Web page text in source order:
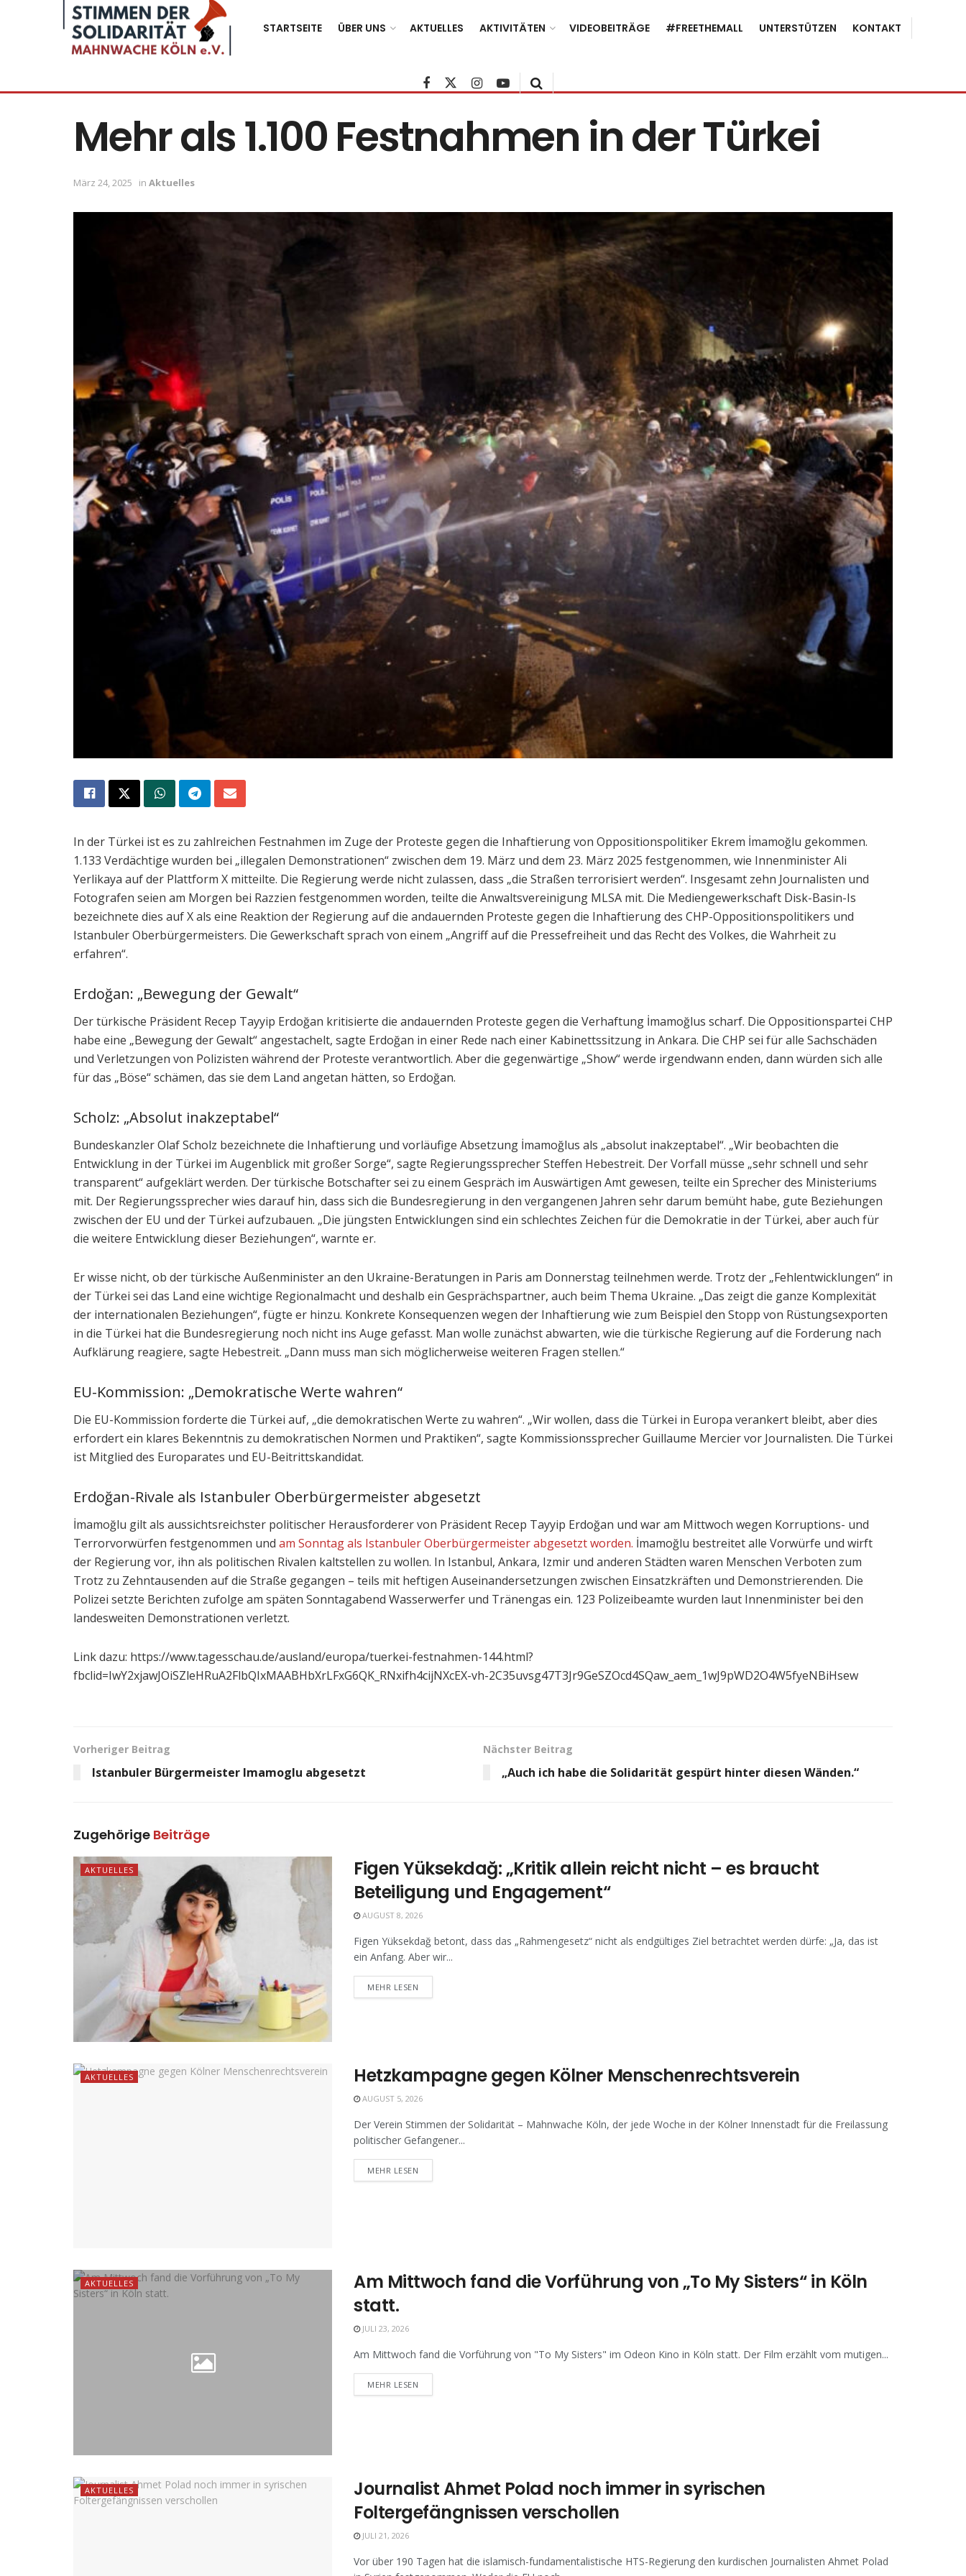
STARTSEITE ÜBER UNS AKTUELLES AKTIVITÄTEN VIDEOBEITRÄGE #FREETHEMALL UNTERSTÜTZEN KONTAKT
Mehr als 1.100 Festnahmen in der Türkei
März 24, 2025 in Aktuelles
In der Türkei ist es zu zahlreichen Festnahmen im Zuge der Proteste gegen die Inhaftierung von Oppositionspolitiker Ekrem İmamoğlu gekommen.
1.133 Verdächtige wurden bei „illegalen Demonstrationen“ zwischen dem 19. März und dem 23. März 2025 festgenommen, wie Innenminister Ali
Yerlikaya auf der Plattform X mitteilte. Die Regierung werde nicht zulassen, dass „die Straßen terrorisiert werden“. Insgesamt zehn Journalisten und
Fotografen seien am Morgen bei Razzien festgenommen worden, teilte die Anwaltsvereinigung MLSA mit. Die Mediengewerkschaft Disk-Basin-Is
bezeichnete dies auf X als eine Reaktion der Regierung auf die andauernden Proteste gegen die Inhaftierung des CHP-Oppositionspolitikers und
Istanbuler Oberbürgermeisters. Die Gewerkschaft sprach von einem „Angriff auf die Pressefreiheit und das Recht des Volkes, die Wahrheit zu
erfahren“.
Erdoğan: „Bewegung der Gewalt“
Der türkische Präsident Recep Tayyip Erdoğan kritisierte die andauernden Proteste gegen die Verhaftung İmamoğlus scharf. Die Oppositionspartei CHP
habe eine „Bewegung der Gewalt“ angestachelt, sagte Erdoğan in einer Rede nach einer Kabinettssitzung in Ankara. Die CHP sei für alle Sachschäden
und Verletzungen von Polizisten während der Proteste verantwortlich. Aber die gegenwärtige „Show“ werde irgendwann enden, dann würden sich alle
für das „Böse“ schämen, das sie dem Land angetan hätten, so Erdoğan.
Scholz: „Absolut inakzeptabel“
Bundeskanzler Olaf Scholz bezeichnete die Inhaftierung und vorläufige Absetzung İmamoğlus als „absolut inakzeptabel“. „Wir beobachten die
Entwicklung in der Türkei im Augenblick mit großer Sorge“, sagte Regierungssprecher Steffen Hebestreit. Der Vorfall müsse „sehr schnell und sehr
transparent“ aufgeklärt werden. Der türkische Botschafter sei zu einem Gespräch im Auswärtigen Amt gewesen, teilte ein Sprecher des Ministeriums
mit. Der Regierungssprecher wies darauf hin, dass sich die Bundesregierung in den vergangenen Jahren sehr darum bemüht habe, gute Beziehungen
zwischen der EU und der Türkei aufzubauen. „Die jüngsten Entwicklungen sind ein schlechtes Zeichen für die Demokratie in der Türkei, aber auch für
die weitere Entwicklung dieser Beziehungen“, warnte er.
Er wisse nicht, ob der türkische Außenminister an den Ukraine-Beratungen in Paris am Donnerstag teilnehmen werde. Trotz der „Fehlentwicklungen“ in
der Türkei sei das Land eine wichtige Regionalmacht und deshalb ein Gesprächspartner, auch beim Thema Ukraine. „Das zeigt die ganze Komplexität
der internationalen Beziehungen“, fügte er hinzu. Konkrete Konsequenzen wegen der Inhaftierung wie zum Beispiel den Stopp von Rüstungsexporten
in die Türkei hat die Bundesregierung noch nicht ins Auge gefasst. Man wolle zunächst abwarten, wie die türkische Regierung auf die Forderung nach
Aufklärung reagiere, sagte Hebestreit. „Dann muss man sich möglicherweise weiteren Fragen stellen.“
EU-Kommission: „Demokratische Werte wahren“
Die EU-Kommission forderte die Türkei auf, „die demokratischen Werte zu wahren“. „Wir wollen, dass die Türkei in Europa verankert bleibt, aber dies
erfordert ein klares Bekenntnis zu demokratischen Normen und Praktiken“, sagte Kommissionssprecher Guillaume Mercier vor Journalisten. Die Türkei
ist Mitglied des Europarates und EU-Beitrittskandidat.
Erdoğan-Rivale als Istanbuler Oberbürgermeister abgesetzt
İmamoğlu gilt als aussichtsreichster politischer Herausforderer von Präsident Recep Tayyip Erdoğan und war am Mittwoch wegen Korruptions- und
Terrorvorwürfen festgenommen und am Sonntag als Istanbuler Oberbürgermeister abgesetzt worden. İmamoğlu bestreitet alle Vorwürfe und wirft
der Regierung vor, ihn als politischen Rivalen kaltstellen zu wollen. In Istanbul, Ankara, Izmir und anderen Städten waren Menschen Verboten zum
Trotz zu Zehntausenden auf die Straße gegangen – teils mit heftigen Auseinandersetzungen zwischen Einsatzkräften und Demonstrierenden. Die
Polizei setzte Berichten zufolge am späten Sonntagabend Wasserwerfer und Tränengas ein. 123 Polizeibeamte wurden laut Innenminister bei den
landesweiten Demonstrationen verletzt.
Link dazu: https://www.tagesschau.de/ausland/europa/tuerkei-festnahmen-144.html?
fbclid=IwY2xjawJOiSZleHRuA2FlbQIxMAABHbXrLFxG6QK_RNxifh4cijNXcEX-vh-2C35uvsg47T3Jr9GeSZOcd4SQaw_aem_1wJ9pWD2O4W5fyeNBiHsew
Vorheriger Beitrag
Istanbuler Bürgermeister Imamoglu abgesetzt
Nächster Beitrag
„Auch ich habe die Solidarität gespürt hinter diesen Wänden.“
Zugehörige Beiträge
AKTUELLES
Figen Yüksekdağ: „Kritik allein reicht nicht – es braucht
Beteiligung und Engagement“
AUGUST 8, 2026
Figen Yüksekdağ betont, dass das „Rahmengesetz“ nicht als endgültiges Ziel betrachtet werden dürfe: „Ja, das ist
ein Anfang. Aber wir...
MEHR LESEN
AKTUELLES Hetzkampagne gegen Kölner Menschenrechtsverein
AUGUST 5, 2026
Der Verein Stimmen der Solidarität – Mahnwache Köln, der jede Woche in der Kölner Innenstadt für die Freilassung
politischer Gefangener...
MEHR LESEN
AKTUELLES
Am Mittwoch fand die Vorführung von „To My Sisters“ in Köln
statt.
JULI 23, 2026
Am Mittwoch fand die Vorführung von "To My Sisters" im Odeon Kino in Köln statt. Der Film erzählt vom mutigen...
MEHR LESEN
AKTUELLES
Journalist Ahmet Polad noch immer in syrischen
Foltergefängnissen verschollen
JULI 21, 2026
Vor über 190 Tagen hat die islamisch-fundamentalistische HTS-Regierung den kurdischen Journalisten Ahmet Polad